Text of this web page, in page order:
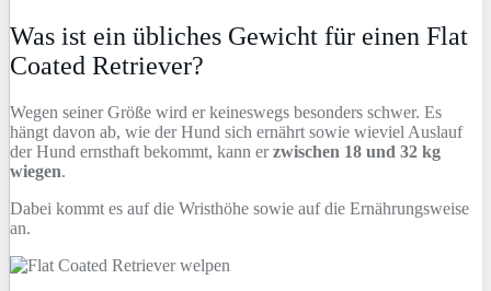
Was ist ein übliches Gewicht für einen Flat
Coated Retriever?
Wegen seiner Größe wird er keineswegs besonders schwer. Es
hängt davon ab, wie der Hund sich ernährt sowie wieviel Auslauf
der Hund ernsthaft bekommt, kann erzwischen 18 und 32 kg
wiegen.
Dabei kommt es auf die Wristhöhe sowie auf die Ernährungsweise
an.